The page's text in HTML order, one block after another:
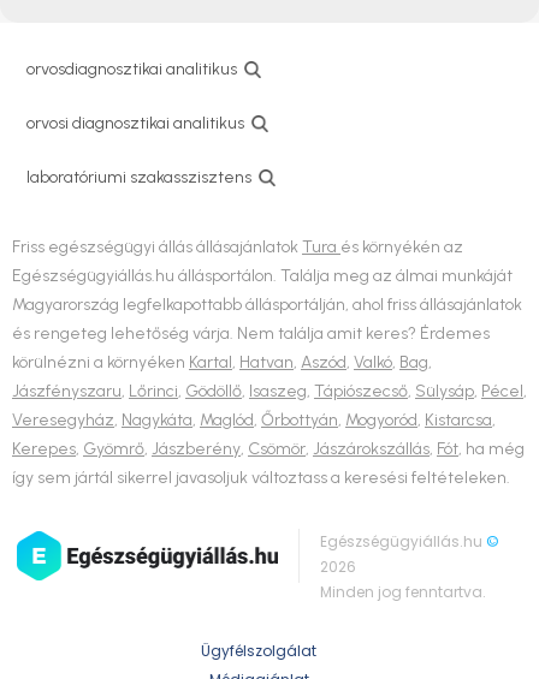
orvosdiagnosztikai analitikus
orvosi diagnosztikai analitikus
laboratóriumi szakasszisztens
Friss egészségügyi állás állásajánlatok Tura és környékén az
Egészségügyiállás.hu állásportálon. Találja meg az álmai munkáját
Magyarország legfelkapottabb állásportálján, ahol friss állásajánlatok
és rengeteg lehetőség várja. Nem találja amit keres? Érdemes
körülnézni a környéken Kartal, Hatvan, Aszód, Valkó, Bag,
Jászfényszaru, Lőrinci, Gödöllő, Isaszeg, Tápiószecső, Sülysáp, Pécel,
Veresegyház, Nagykáta, Maglód, Őrbottyán, Mogyoród, Kistarcsa,
Kerepes, Gyömrő, Jászberény, Csömör, Jászárokszállás, Fót, ha még
így sem jártál sikerrel javasoljuk változtass a keresési feltételeken.
Egészségügyiállás.hu©
2026
Minden jog fenntartva.
Ügyfélszolgálat